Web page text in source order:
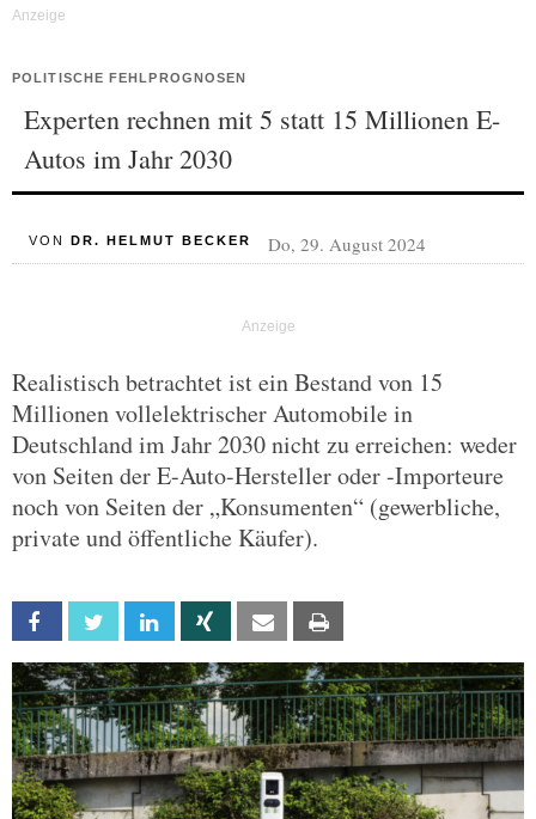
POLITISCHE FEHLPROGNOSEN
Experten rechnen mit 5 statt 15 Millionen E-
Autos im Jahr 2030
VON DR. HELMUT BECKER Do, 29. August 2024
Realistisch betrachtet ist ein Bestand von 15
Millionen vollelektrischer Automobile in
Deutschland im Jahr 2030 nicht zu erreichen: weder
von Seiten der E-Auto-Hersteller oder -Importeure
noch von Seiten der „Konsumenten“ (gewerbliche,
private und öffentliche Käufer).
Facebook Twitter Linkedin Xing Email